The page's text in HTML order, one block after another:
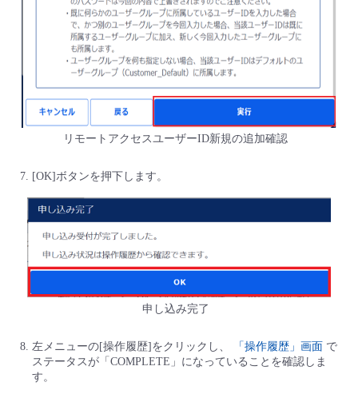
リモートアクセスユーザーID新規の追加確認
[OK]ボタンを押下します。
申し込み完了
左メニューの[操作履歴]をクリックし、 「操作履歴」画面 で
ステータスが「COMPLETE」になっていることを確認しま
す。